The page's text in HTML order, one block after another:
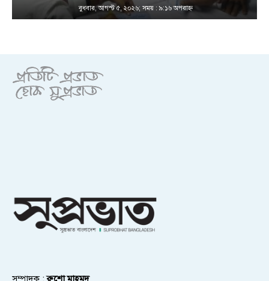
বুধবার, আগস্ট ৫, ২০২৬; সময় : ৯:১৬ অপরাহ্ণ
সম্পাদক :রুশো মাহমুদ